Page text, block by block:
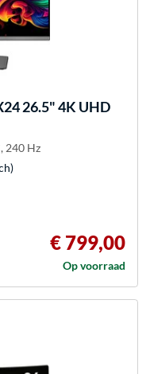
26.5" 4K UHD
240 Hz
€ 799,00
Op voorraad